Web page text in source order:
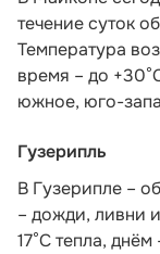
течение суток
Температура
время – до
южное, юго-
Гузерипль
В Гузерипле –
– дожди, ливни
17°С тепла,